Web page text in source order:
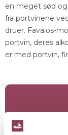
en meget sød og
fra portvinene
druer. Favaios-
portvin, deres
er med portvin,
KONTAKT